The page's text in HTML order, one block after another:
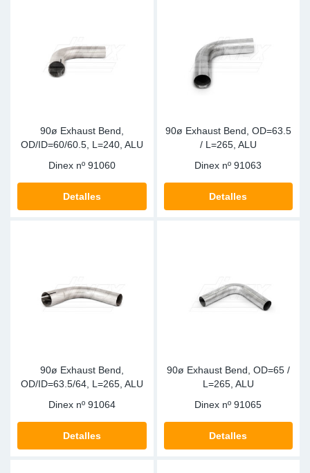
90ø Exhaust Bend,
OD/ID=60/60.5, L=240, ALU
Dinex nº 91060
Detalles
90ø Exhaust Bend, OD=63.5
/ L=265, ALU
Dinex nº 91063
Detalles
90ø Exhaust Bend,
OD/ID=63.5/64, L=265, ALU
Dinex nº 91064
Detalles
90ø Exhaust Bend, OD=65 /
L=265, ALU
Dinex nº 91065
Detalles